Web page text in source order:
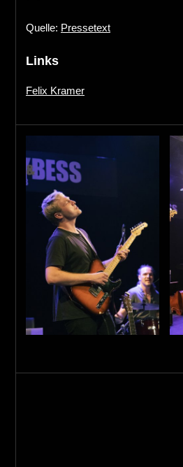
Quelle: Pressetext
Links
Felix Kramer